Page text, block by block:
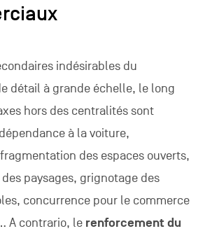
indésirables du
détail à grande échelle, le long
hors des centralités sont
à la voiture,
des espaces ouverts,
paysages, grignotage des
concurrence pour le commerce
A contrario, le renforcement du